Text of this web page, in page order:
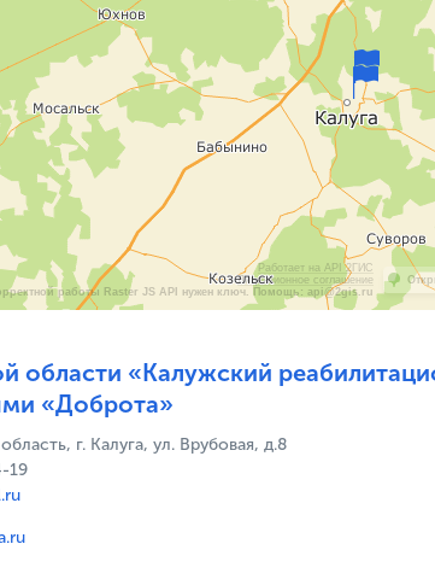
Работает на API 2ГИС
Лицензионное соглашение
работы Raster JS API нужен ключ. Помощь: api@2gis.ru
области «Калужский
«Доброта»
г. Калуга, ул. Врубовая, д.8
19